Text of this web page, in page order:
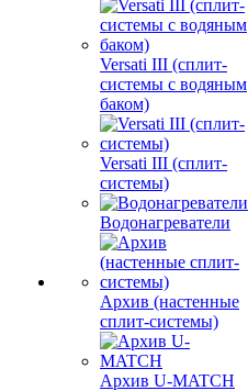
Versati III (сплит-
системы с водяным
баком)
Versati III (сплит-
системы)
Водонагреватели
Архив (настенные
сплит-системы)
Архив U-MATCH